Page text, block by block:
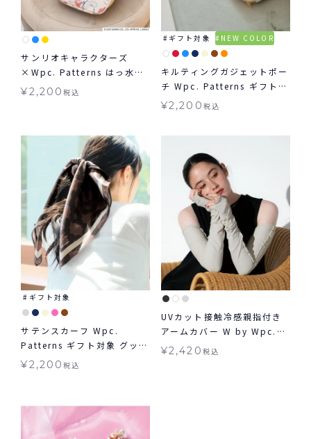
サンリオキャラクターズ
×Wpc. Patterns はっ水ス
クエアポーチ グッズ ギフト
¥2,200税込
ギフト対象 NEW COLOR
キルティングガジェットポー
チ Wpc. Patterns ギフト対
象 ポーチ ≪メール便対象≫
¥2,200 税込
ギフト対象
サテンスカーフ Wpc.
Patterns ギフト対象 グッズ
≪メール便対象≫
¥2,200税込
UVカット接触冷感親指付き
アームカバー W by Wpc.
グッズ ギフト対象 ≪メール
¥2,420 税込